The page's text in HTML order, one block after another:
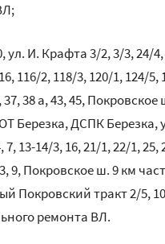
ул. И. Крафта 3/2, 3/3, 24/
116/2, 118/3, 120/1, 124/
38 а, 43, 45,
ДСПК Березка,
13-14/3, 16, 21/1, 22/1,
9, Покровское ш. 9 км
Покровский тракт 2/5,
ремонта ВЛ.